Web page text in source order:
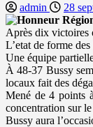
admin 28
Après dix victoires
L’etat de forme
Une équipe
À 48-37 Bussy
locaux fait des
Mené de 4 points
concentration sur
Bussy aura